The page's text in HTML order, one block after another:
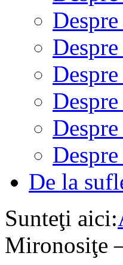
De la
Sunteţi aici:
Mironosiţe